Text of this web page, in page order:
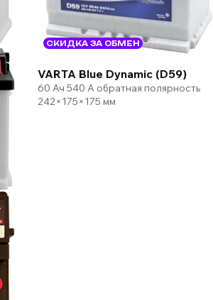
СКИДКА ЗА ОБМЕН
VARTA Blue Dynamic (D59)
60 Ач 540 А обратная полярность
242×175×175 мм